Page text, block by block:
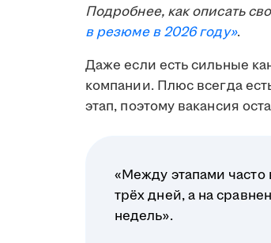
Подробнее, как описать
в резюме в 2026 году».
Даже если есть сильные
компании. Плюс всегда
этап, поэтому вакансия
«Между этапами часто
трёх дней, а на
недель».